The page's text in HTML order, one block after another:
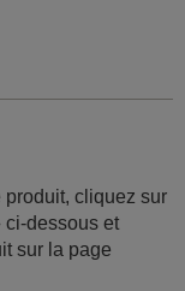
produit, cliquez sur
ci-dessous et
sur la page